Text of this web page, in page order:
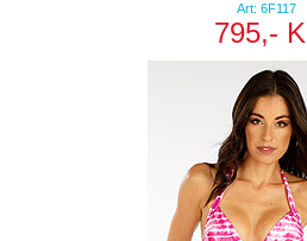
Art: 6F117
795,-